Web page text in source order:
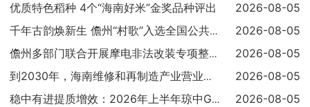
优质特色稻种 4个“海南好米”金奖品种评出
2026-08-05
千年古韵焕新生 儋州“村歌”入选全国公共文化服务高质量发展典 2026-08-05
儋州多部门联合开展摩电非法改装专项整治 查扣涉案车辆25辆 2026-08-05
到2030年，海南维修和再制造产业营业收入达到300亿元 2026-08-05
稳中有进提质增效：2026年上半年琼中GDP同比增长4.1%
2026-08-05